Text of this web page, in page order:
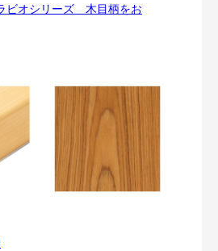
ビオシリーズ 木目柄をお